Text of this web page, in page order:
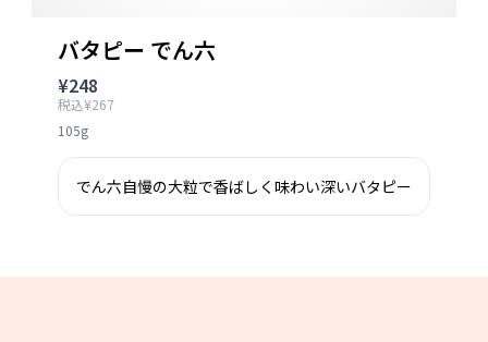
バタピー でん六
¥248
税込¥267
105g
でん六自慢の大粒で香ばしく味わい深いバタピー